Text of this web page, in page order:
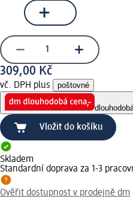
309,00 Kč
vč. DPH plus poštovné
Vložit do košíku
Skladem
Standardní doprava za 1-3
Ověřit dostupnost v prodejně dm